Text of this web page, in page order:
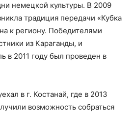
немецкой культуры. В 2009
традиция передачи «Кубка
к региону. Победителями
из Караганды, и
в 2011 году был проведен в
в г. Костанай, где в 2013
возможность собраться